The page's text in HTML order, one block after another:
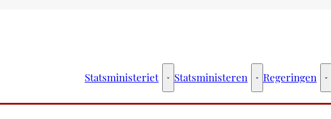
Statsministeriet Statsministeriet - Flere links
Statsministeren Statsministeren -
Regeringen